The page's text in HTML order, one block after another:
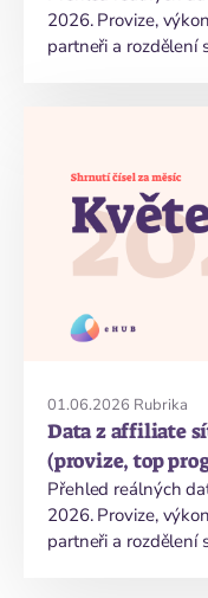
2026. Provize,
partneři a rozdělení
01.06.2026 Rubrika
Data z affiliate
(provize, top
Přehled reálných
2026. Provize,
partneři a rozdělení